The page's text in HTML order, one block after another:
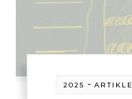
2025 -